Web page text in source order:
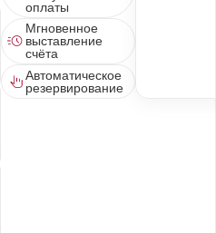
оплаты
Мгновенное
выставление
счёта
Автоматическое
резервирование